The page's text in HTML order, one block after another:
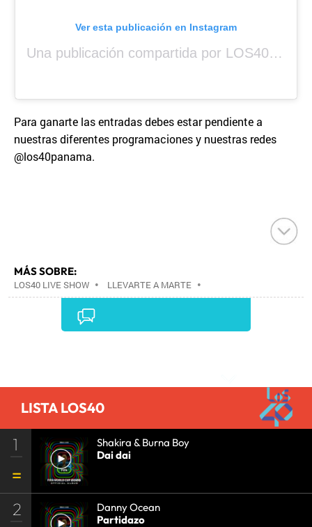
Ver esta publicación en Instagram
Una publicación compartida por LOS40 Panamá (@los40panama)
Para ganarte las entradas debes estar pendiente a
nuestras diferentes programaciones y nuestras redes
@los40panama.
MÁS SOBRE:
LOS40 LIVE SHOW • LLEVARTE A MARTE •
CONCIERTOS•LOS40•GRUPOS MÚSICA•
EVENTOS MUSICALES
•RADIO•AGENDA•PRISA MEDIA•
COMUNICACIÓN•COMUNICACIÓN•
LISTA LOS40
1
Shakira & Burna Boy
Dai dai
2
Danny Ocean
Partidazo